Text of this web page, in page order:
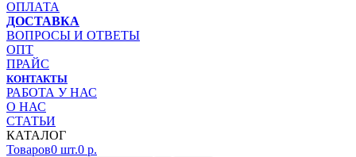
ОПЛАТА
ДОСТАВКА
ВОПРОСЫ И ОТВЕТЫ
ОПТ
ПРАЙС
КОНТАКТЫ
РАБОТА У НАС
О НАС
СТАТЬИ
КАТАЛОГ
Товаров0 шт.0 р.